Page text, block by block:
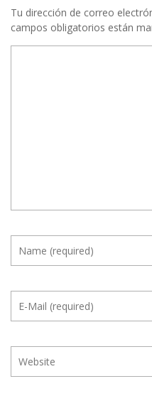
Tu dirección de correo
campos obligatorios están